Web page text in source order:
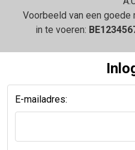
Voorbeeld van een goede
in te voeren:
E-mailadres: